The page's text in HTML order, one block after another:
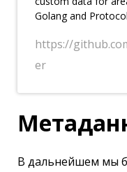
Golang and
https://
er
В дальнейшем мы